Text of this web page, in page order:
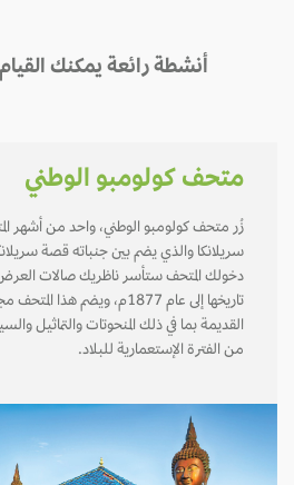
أنشطة رائعة يمكنك القيام
متحف كولومبو الوطني
زُر متحف كولومبو الوطني، واحد من أشهر
سريلانكا والذي يضم بين جنباته قصة سريلانكا
دخولك المتحف ستأسر ناظريك صالات العرض
تاريخها إلى عام 1877م، ويضم هذا
القديمة بما في ذلك المنحوتات والتماثيل
من الفترة الإستعمارية للبلاد.